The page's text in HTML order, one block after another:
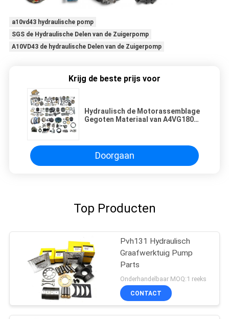
a10vd43 hydraulische pomp
SGS de Hydraulische Delen van de Zuigerpomp
A10VD43 de hydraulische Delen van de Zuigerpomp
Krijg de beste prijs voor
Hydraulisch de Motorassemblage
Gegoten Materiaal van A4VG180
Doorgaan
Top Producten
Pvh131 Hydraulisch
Graafwerktuig Pump
Parts
Onderhandelbaar MOQ:1 reeks
CONTACT